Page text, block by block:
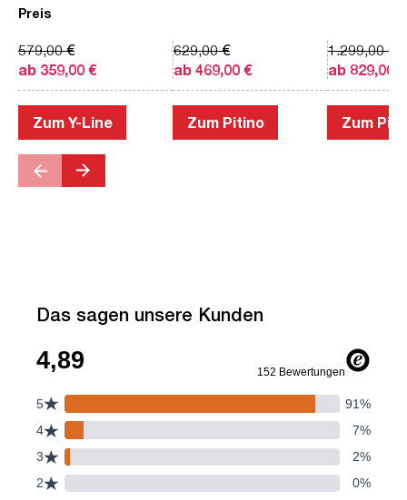
Preis
ab 359,00 €
579,00 €
Zum Y-Line
ab 469,00 €
629,00 €
Zum Pitino
ab 829,00 €
1.299,00 €
Zum
Das sagen unsere Kunden